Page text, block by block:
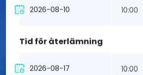
10:00
Tid för återlämning
10:00